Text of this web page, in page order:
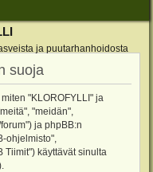
ja puutarhanhoidosta
suoja
"KLOROFYLLI" ja
"meidän",
ja phpBB:n
ohjelmisto",
Tiimit") käyttävät sinulta